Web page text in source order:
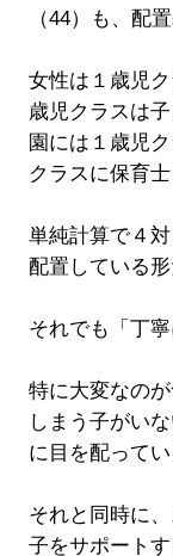
（44）も、配
女性は１歳児
歳児クラスは
園には１歳児
クラスに保育
単純計算で４
配置している形
それでも「丁
特に大変なの
しまう子がい
に目を配ってい
それと同時に
子をサポートす